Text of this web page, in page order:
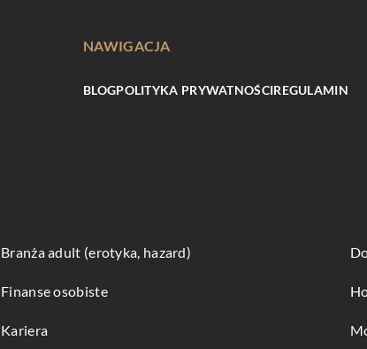
NAWIGACJA
BLOGPOLITYKA PRYWATNOŚCIREGULAMIN
Branża adult (erotyka, hazard)
Finanse osobiste
Kariera